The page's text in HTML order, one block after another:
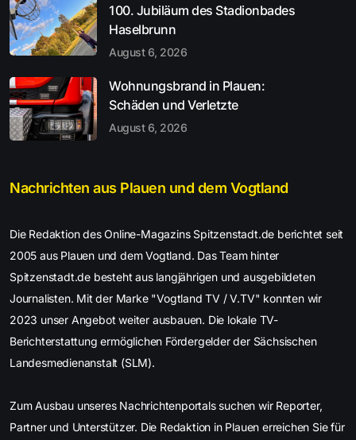
100. Jubiläum des Stadionbades
Haselbrunn
August 6, 2026
Wohnungsbrand in Plauen:
Schäden und Verletzte
August 6, 2026
Nachrichten aus Plauen und dem Vogtland
Die Redaktion des Online-Magazins Spitzenstadt.de berichtet seit
2005 aus Plauen und dem Vogtland. Das Team hinter
Spitzenstadt.de besteht aus langjährigen und ausgebildeten
Journalisten. Mit der Marke "Vogtland TV / V.TV" konnten wir
2023 unser Angebot weiter ausbauen. Die lokale TV-
Berichterstattung ermöglichen Fördergelder der Sächsischen
Landesmedienanstalt (SLM).
Zum Ausbau unseres Nachrichtenportals suchen wir Reporter,
Partner und Unterstützer. Die Redaktion in Plauen erreichen Sie für